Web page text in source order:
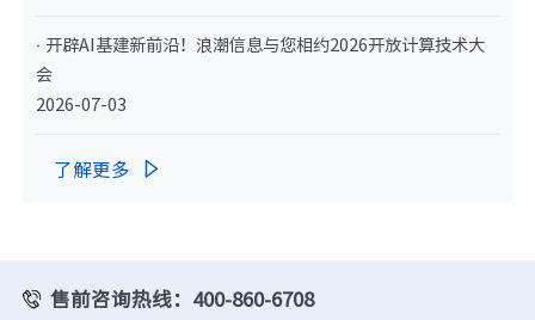
· 开辟AI基建新前沿！浪潮信息与您相约2026开放计算技术大
会
2026-07-03
了解更多 
售前咨询热线：400-860-6708